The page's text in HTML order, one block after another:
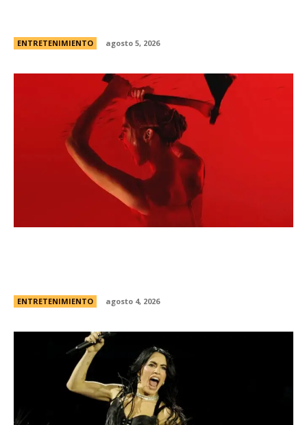
ENTRETENIMIENTO agosto 5, 2026
ENTRETENIMIENTO agosto 4, 2026